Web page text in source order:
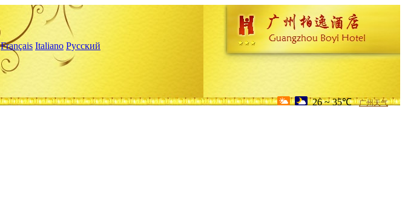
Français Italiano Русский
26 ~ 35℃ 广州天气